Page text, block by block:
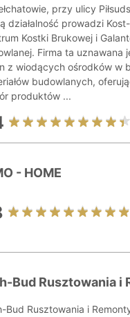
przy ulicy
działalność prowadzi
Kostki Brukowej i
Firma ta uznawana
z wiodących ośrodków w
budowlanych,
produktów ...
- HOME
Bud Rusztowania i
Bud Rusztowania i